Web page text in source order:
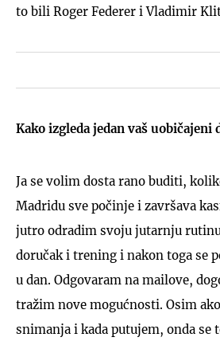
to bili Roger Federer i Vladimir
Kako izgleda jedan vaš uobičajeni
Ja se volim dosta rano buditi,
Madridu sve počinje i završava
jutro odradim svoju jutarnju
doručak i trening i nakon toga se
u dan. Odgovaram na mailove,
tražim nove mogućnosti. Osim
snimanja i kada putujem, onda se